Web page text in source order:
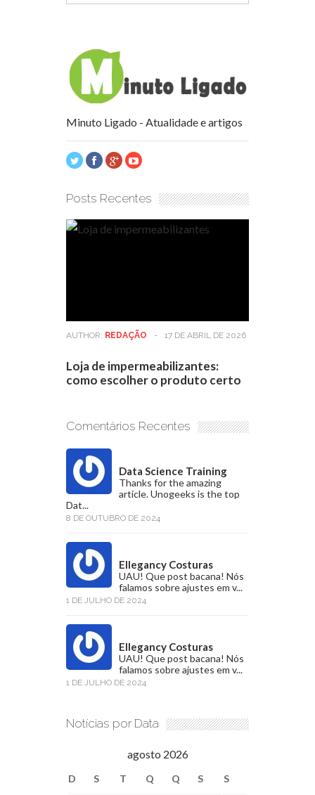
Minuto Ligado - Atualidade e artigos
Posts Recentes
AUTHOR: REDAÇÃO - 17 DE ABRIL DE 2026
Loja de impermeabilizantes:
como escolher o produto certo
Comentários Recentes
Data Science Training
Thanks for the amazing
article. Unogeeks is the top
Dat...
8 DE OUTUBRO DE 2024
Ellegancy Costuras
UAU! Que post bacana! Nós
falamos sobre ajustes em v...
1 DE JULHO DE 2024
Ellegancy Costuras
UAU! Que post bacana! Nós
falamos sobre ajustes em v...
1 DE JULHO DE 2024
Notícias por Data
agosto 2026
D S T Q Q S S